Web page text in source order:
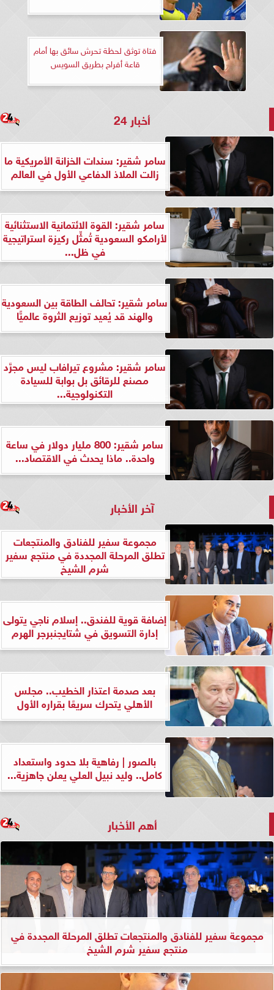
فتاة توثق لحظة تحرش سائق بها أمام
قاعة أفراح بطريق السويس
أخبار 24
سامر شقير: سندات الخزانة الأمريكية ما
زالت الملاذ الدفاعي الأول في العالم
سامر شقير: القوة الائتمانية الاستثنائية
لأرامكو السعودية تُمثِّل ركيزة استراتيجية
في ظل...
سامر شقير: تحالف الطاقة بين السعودية
والهند قد يُعيد توزيع الثروة عالميًّا
سامر شقير: مشروع تيرافاب ليس مجرَّد
مصنع للرقائق بل بوابة للسيادة
التكنولوجية...
سامر شقير: 800 مليار دولار في ساعة
واحدة.. ماذا يحدث في الاقتصاد...
آخر الأخبار
مجموعة سفير للفنادق والمنتجعات
تطلق المرحلة المجددة في منتجع سفير
شرم الشيخ
إضافة قوية للفندق.. إسلام ناجي يتولى
إدارة التسويق في شتايجنبرجر الهرم
بعد صدمة اعتذار الخطيب.. مجلس
الأهلي يتحرك سريعًا بقراره الأول
بالصور | رفاهية بلا حدود واستعداد
كامل.. وليد نبيل العلي يعلن جاهزية...
أهم الأخبار
مجموعة سفير للفنادق والمنتجعات تطلق المرحلة المجددة في
منتجع سفير شرم الشيخ